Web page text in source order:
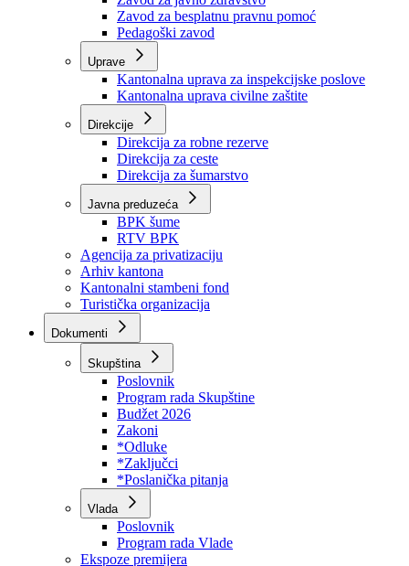
Zavodi
Zavod zdravstvenog osiguranja
Zavod za javno zdravstvo
Zavod za besplatnu pravnu pomoć
Pedagoški zavod
Kantonalna uprava za inspekcijske poslove
Kantonalna uprava civilne zaštite
Direkcije
Direkcija za robne rezerve
Direkcija za ceste
Direkcija za šumarstvo
Javna preduzeća
BPK šume
RTV BPK
Agencija za privatizaciju
Arhiv kantona
Kantonalni stambeni fond
Turistička organizacija
Dokumenti
Skupština
Poslovnik
Program rada Skupštine
Budžet 2026
Zakoni
*Odluke
*Zaključci
*Poslanička pitanja
Vlada